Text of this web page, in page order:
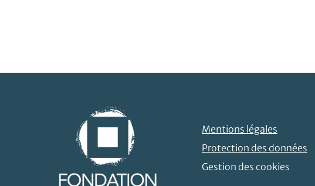
Mentions légales
Protection des données
Gestion des cookies